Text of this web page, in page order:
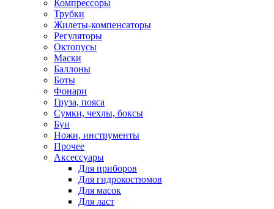
Компрессоры
Трубки
Жилеты-компенсаторы
Регуляторы
Октопусы
Маски
Баллоны
Боты
Фонари
Груза, пояса
Сумки, чехлы, боксы
Буи
Ножи, инструменты
Прочее
Аксессуары
Для приборов
Для гидрокостюмов
Для масок
Для ласт